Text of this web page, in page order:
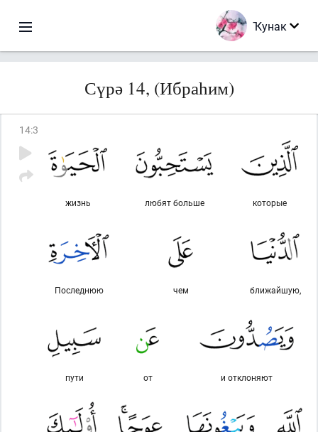
Ҡунак
Сүрә 14, (Ибраһим)
14:3
которые
любят больше
жизнь
ближайшую,
чем
Последнюю
и отклоняют
от
пути